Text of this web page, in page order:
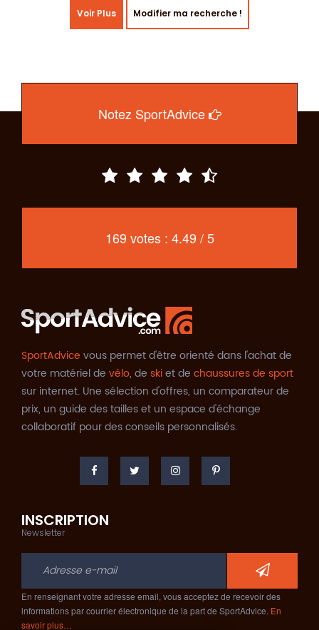
Voir Plus Modifier ma recherche !
Notez SportAdvice
169 votes : 4.49 / 5
SportAdvice vous permet d'être orienté dans l'achat de
votre matériel de vélo, de skiet de chaussures de sport
sur internet. Une sélection d'offres, un comparateur de
prix, un guide des tailles et un espace d'échange
collaboratif pour des conseils personnalisés.
INSCRIPTION
Newsletter
En renseignant votre adresse email, vous acceptez de recevoir des
informations par courrier électronique de la part de SportAdvice. En
savoir plus…